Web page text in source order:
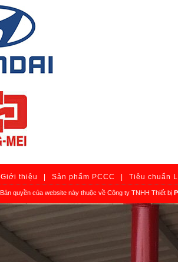
Giới thiệu Sản phẩm PCCC Tiêu chuẩn
Bản quyền của website này thuộc về Công ty TNHH Thiết bị